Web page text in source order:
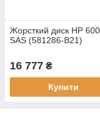
Жорсткий диск HP
SAS (581286-B21)
16 777 ₴
Купити